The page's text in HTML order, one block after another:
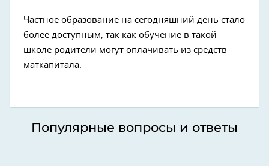
Частное образование на сегодняшний день стало
более доступным, так как обучение в такой
школе родители могут оплачивать из средств
маткапитала.
Популярные вопросы и ответы